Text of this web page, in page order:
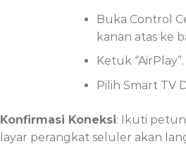
Buka Control
kanan atas ke
Ketuk “AirPlay”.
Pilih Smart TV
Konfirmasi Koneksi: Ikuti
layar perangkat seluler akan